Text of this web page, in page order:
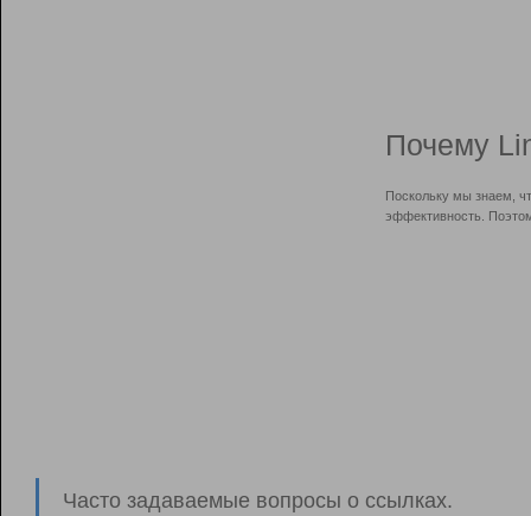
Почему
Поскольку мы знаем,
эффективность.
Часто задаваемые вопросы о ссылках.